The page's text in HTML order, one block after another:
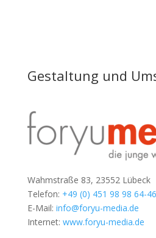
Gestaltung und
Wahmstraße 83, 23552 Lübeck
Telefon: +49 (0) 451 98 98 64-46
E-Mail: info@foryu-media.de
Internet: www.foryu-media.de